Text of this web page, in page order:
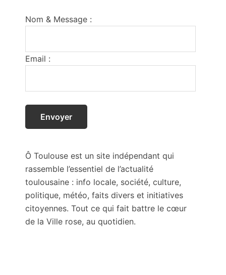
Nom & Message :
Email :
Ô Toulouse est un site indépendant qui
rassemble l’essentiel de l’actualité
toulousaine : info locale, société, culture,
politique, météo, faits divers et initiatives
citoyennes. Tout ce qui fait battre le cœur
de la Ville rose, au quotidien.